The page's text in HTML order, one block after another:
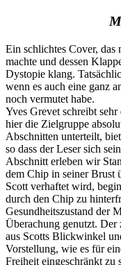
Ein schlichtes Cover, das
machte und dessen
Dystopie klang.
wenn es auch eine ganz
noch vermutet habe.
Yves Grevet schreibt
hier die Zielgruppe
Abschnitten unterteilt,
so dass der Leser sich
Abschnitt erleben wir
dem Chip in seiner Brust
Scott verhaftet wird,
durch den Chip zu
Gesundheitszustand der
Überachung genutzt. Der
aus Scotts Blickwinkel
Vorstellung, wie es für
Freiheit eingeschränkt zu